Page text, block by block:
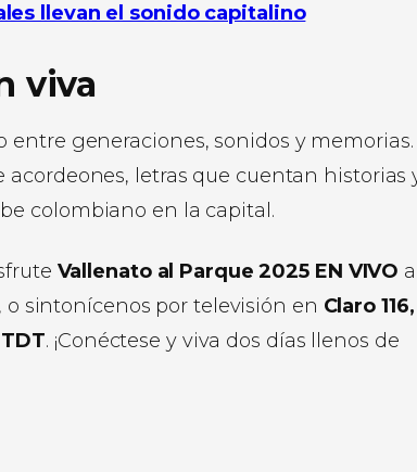
llevan el sonido capitalino
viva
entre generaciones, sonidos y memorias.
acordeones, letras que cuentan historias
colombiano en la capital.
Vallenato al Parque 2025 EN VIVO a
, o sintonícenos por televisión en Claro
. ¡Conéctese y viva dos días llenos de